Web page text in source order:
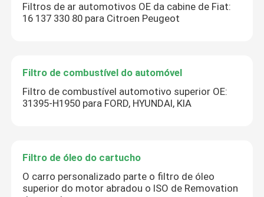
Filtros de ar automotivos OE da cabine de Fiat:
16 137 330 80 para Citroen Peugeot
Filtro de combustível do automóvel
Filtro de combustível automotivo superior OE:
31395-H1950 para FORD, HYUNDAI, KIA
Filtro de óleo do cartucho
O carro personalizado parte o filtro de óleo
superior do motor abradou o ISO de Removation